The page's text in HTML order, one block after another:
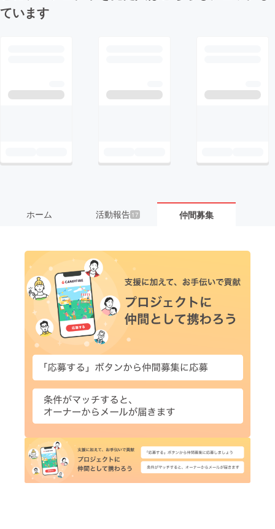
ています
ホーム 活動報告 17 仲間募集